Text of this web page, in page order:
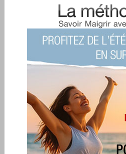
> > Et
Blog de
Et c'est déjà
Bonsoir tout le monde!